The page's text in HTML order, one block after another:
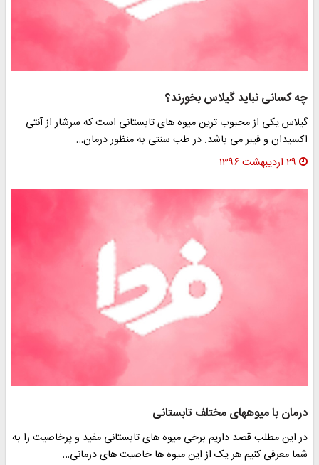
چه کسانی نباید گیلاس بخورند؟
گیلاس یکی از محبوب ترین میوه های تابستانی است که سرشار از آنتی
اکسیدان و فیبر می باشد. در طب سنتی به منظور درمان…
۲۹ اردیبهشت ۱۳۹۶
درمان با میوه‎های مختلف تابستانی
در این مطلب قصد داریم برخی میوه های تابستانی مفید و پرخاصیت را به
شما معرفی کنیم هر یک از این میوه ها خاصیت های درمانی…